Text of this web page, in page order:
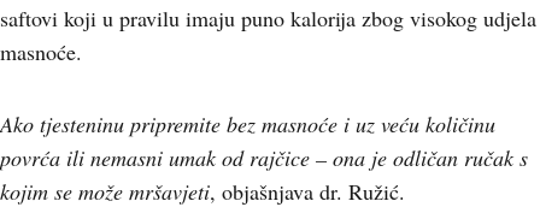
saftovi koji u pravilu imaju puno kalorija zbog visokog udjela
masnoće.
Ako tjesteninu pripremite bez masnoće i uz veću količinu
povrća ili nemasni umak od rajčice – ona je odličan ručak s
kojim se može mršavjeti, objašnjava dr. Ružić.